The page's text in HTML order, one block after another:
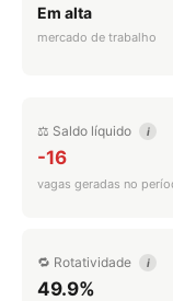
Em alta
mercado de trabalho
⚖️ Saldo líquido i
-16
vagas geradas no
🔁 Rotatividade i
49.9%